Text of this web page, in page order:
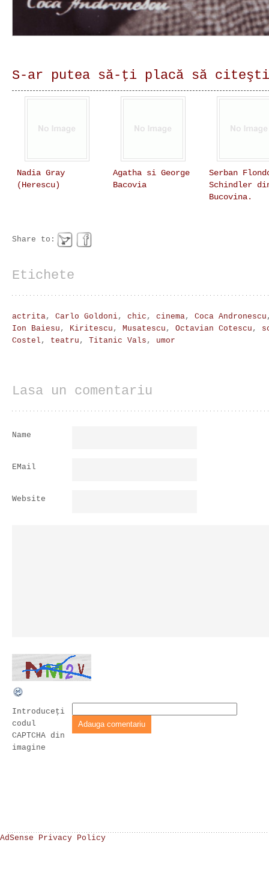
S-ar putea să-ţi placă să
Nadia Gray
(Herescu)
Agatha si George
Bacovia
Serban
Schindler
Bucovina.
Share to:
Etichete
actrita, Carlo Goldoni, chic , cinema, Coca Andronescu
Ion Baiesu , Kiritescu , Musatescu , Octavian Cotescu ,
Costel , teatru , Titanic Vals , umor
Lasa un comentariu
Name
EMail
Website
Introduceţi
codul
CAPTCHA din
imagine
AdSense Privacy Policy